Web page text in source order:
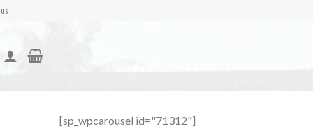
[sp_wpcarousel id="71312"]